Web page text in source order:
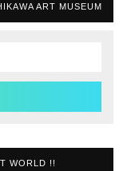
ART MUSEUM
WORLD !!